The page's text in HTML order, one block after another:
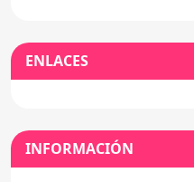
ENLACES
INFORMACIÓN